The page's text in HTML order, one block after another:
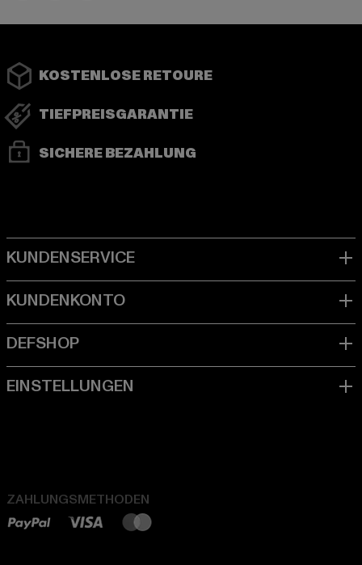
KOSTENLOSE RETOURE
TIEFPREISGARANTIE
SICHERE BEZAHLUNG
ZAHLUNGSMETHODEN